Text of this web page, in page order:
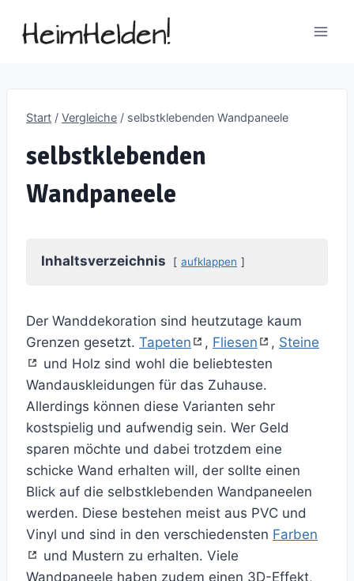
Inhalt
Start / Vergleiche / selbstklebenden Wandpaneele
selbstklebenden
Wandpaneele
Inhaltsverzeichnis aufklappen
Der Wanddekoration sind heutzutage kaum
Grenzen gesetzt. Tapeten , Fliesen , Steine
und Holz sind wohl die beliebtesten
Wandauskleidungen für das Zuhause.
Allerdings können diese Varianten sehr
kostspielig und aufwendig sein. Wer Geld
sparen möchte und dabei trotzdem eine
schicke Wand erhalten will, der sollte einen
Blick auf die selbstklebenden Wandpaneelen
werden. Diese bestehen meist aus PVC und
Vinyl und sind in den verschiedensten Farben
und Mustern zu erhalten. Viele
Wandpaneele haben zudem einen 3D-Effekt,